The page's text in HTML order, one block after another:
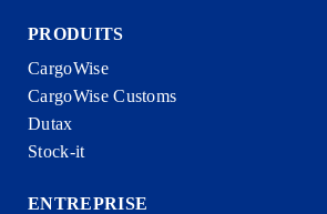
PRODUITS
CargoWise
CargoWise Customs
Dutax
Stock-it
ENTREPRISE